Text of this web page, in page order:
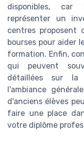
disponibles, car
représenter un
centres proposent
bourses pour aider
formation. Enfin,
qui peuvent
détaillées sur la
l'ambiance
d'anciens élèves
faire une place
votre diplôme